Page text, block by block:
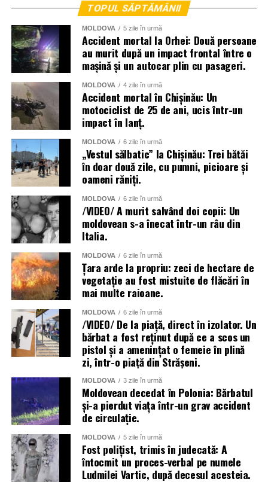
TOPUL SĂPTĂMÂNII
MOLDOVA 5 zile în urmă
Accident mortal la Orhei: Două persoane
au murit după un impact frontal între o
mașină și un autocar plin cu pasageri.
MOLDOVA 4 zile în urmă
Accident mortal în Chișinău: Un
motociclist de 25 de ani, ucis într-un
impact în lanț.
MOLDOVA 6 zile în urmă
„Vestul sălbatic” la Chișinău: Trei bătăi
în doar două zile, cu pumni, picioare și
oameni răniți.
MOLDOVA 6 zile în urmă
/VIDEO/ A murit salvând doi copii: Un
moldovean s-a înecat într-un râu din
Italia.
MOLDOVA 6 zile în urmă
Țara arde la propriu: zeci de hectare de
vegetație au fost mistuite de flăcări în
mai multe raioane.
MOLDOVA 6 zile în urmă
/VIDEO/ De la piață, direct în izolator. Un
bărbat a fost reținut după ce a scos un
pistol și a amenințat o femeie în plină
zi, într-o piață din Strășeni.
MOLDOVA 3 zile în urmă
Moldovean decedat în Polonia: Bărbatul
și-a pierdut viața într-un grav accident
de circulație.
MOLDOVA 5 zile în urmă
Fost polițist, trimis în judecată: A
întocmit un proces-verbal pe numele
Ludmilei Vartic, după decesul acesteia.